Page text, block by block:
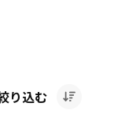
り込む